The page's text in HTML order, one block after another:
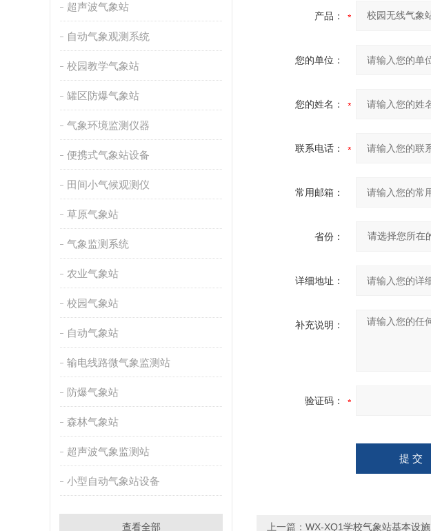
超声波气象站
自动气象观测系统
校园教学气象站
罐区防爆气象站
气象环境监测仪器
便携式气象站设备
田间小气候观测仪
草原气象站
气象监测系统
农业气象站
校园气象站
自动气象站
输电线路微气象监测站
防爆气象站
森林气象站
超声波气象监测站
小型自动气象站设备
查看全部
产品：
您的单位：
您的姓名：
联系电话：
常用邮箱：
省份：
详细地址：
补充说明：
验证码：
上一篇： WX-XQ1学校气象站基本设施